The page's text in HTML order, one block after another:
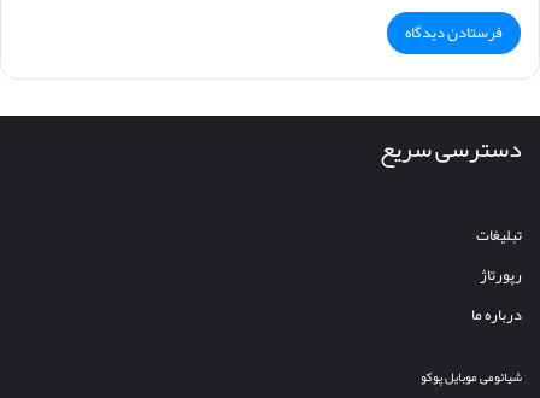
دسترسی سریع
تبلیغات
رپورتاژ
درباره ما
شیائومیموبایلپوکو